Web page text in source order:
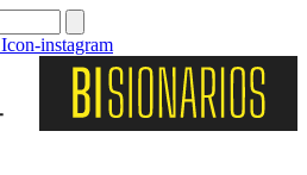
Icon-instagram